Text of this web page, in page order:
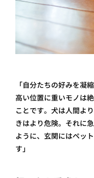
「自分たちの好みを凝
高い位置に重いモノは
ことです。犬は人間よ
きはより危険。それに
ように、玄関にはペッ
す」